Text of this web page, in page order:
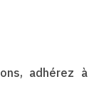
adhérez à